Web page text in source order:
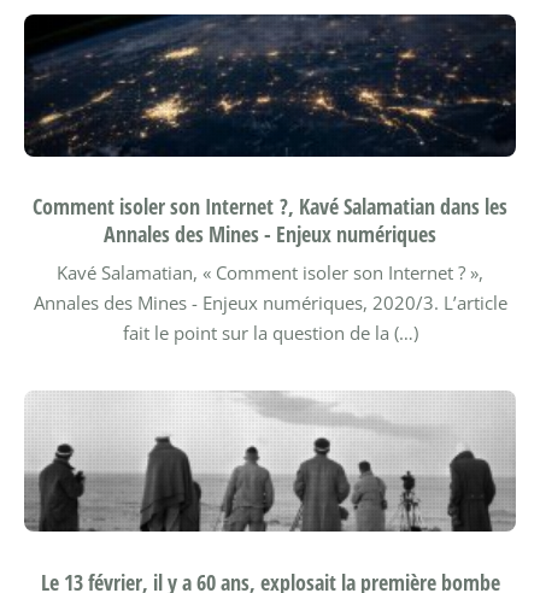
Comment isoler son Internet ?, Kavé Salamatian dans les
Annales des Mines - Enjeux numériques
Kavé Salamatian, « Comment isoler son Internet ? »,
Annales des Mines - Enjeux numériques, 2020/3. L’article
fait le point sur la question de la (…)
Le 13 février, il y a 60 ans, explosait la première bombe